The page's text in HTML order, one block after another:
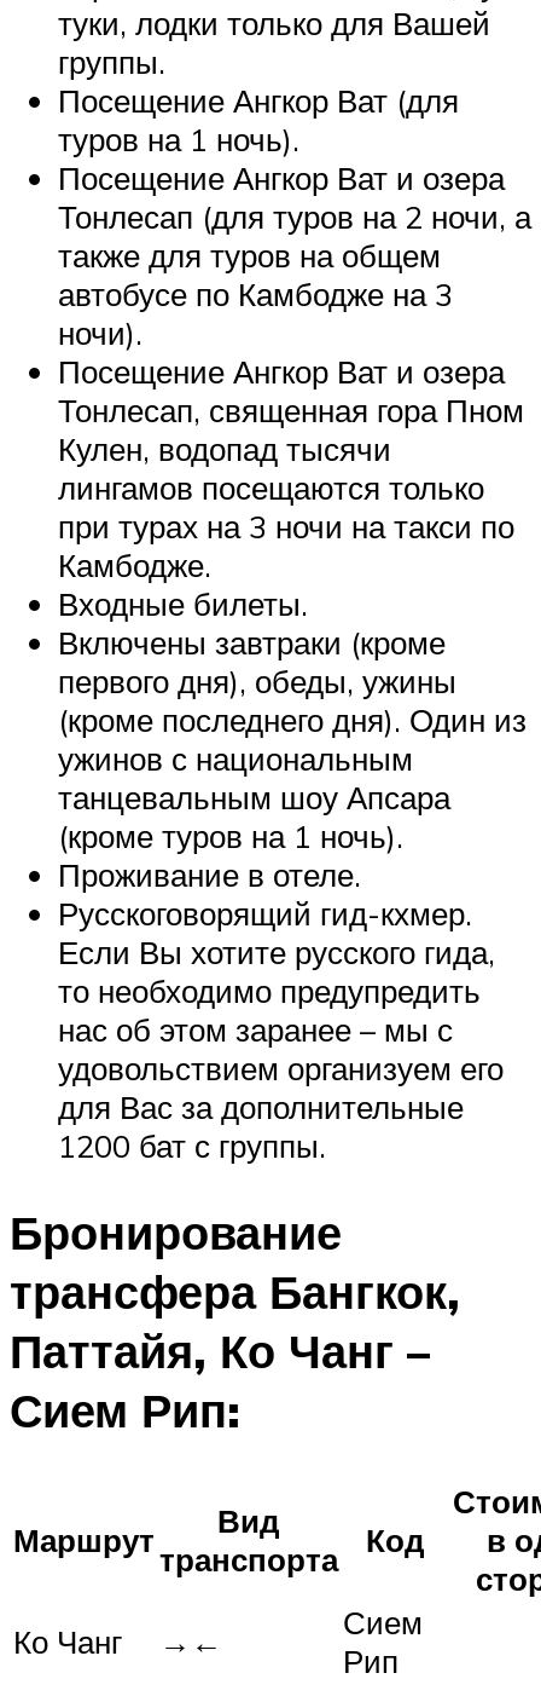
туки, лодки только для Вашей
группы.
Посещение Ангкор Ват (для
туров на 1 ночь).
Посещение Ангкор Ват и озера
Тонлесап (для туров на 2 ночи, а
также для туров на общем
автобусе по Камбодже на 3
ночи).
Посещение Ангкор Ват и озера
Тонлесап, священная гора Пном
Кулен, водопад тысячи
лингамов посещаются только
при турах на 3 ночи на такси по
Камбодже.
Входные билеты.
Включены завтраки (кроме
первого дня), обеды, ужины
(кроме последнего дня). Один из
ужинов с национальным
танцевальным шоу Апсара
(кроме туров на 1 ночь).
Проживание в отеле.
Русскоговорящий гид-кхмер.
Если Вы хотите русского гида,
то необходимо предупредить
нас об этом заранее – мы с
удовольствием организуем его
для Вас за дополнительные
1200 бат с группы.
Бронирование
трансфера Бангкок,
Паттайя, Ко Чанг –
Сием Рип:
Маршрут
Вид
транспорта
Код
в
Ко Чанг
→←
Сием
Рип